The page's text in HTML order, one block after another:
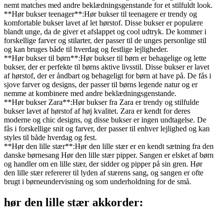
nemt matches med andre beklædningsgenstande for et stilfuldt look.
**Hør bukser teenager**:Hør bukser til teenagere er trendy og
komfortable bukser lavet af let hørstof. Disse bukser er populære
blandt unge, da de giver et afslappet og cool udtryk. De kommer i
forskellige farver og stilarter, der passer til de unges personlige stil
og kan bruges både til hverdag og festlige lejligheder.
**Hør bukser til børn**:Hør bukser til børn er behagelige og lette
bukser, der er perfekte til børns aktive livsstil. Disse bukser er lavet
af hørstof, der er åndbart og behageligt for børn at have på. De fås i
sjove farver og designs, der passer til børns legende natur og er
nemme at kombinere med andre beklædningsgenstande.
**Hør bukser Zara**:Hør bukser fra Zara er trendy og stilfulde
bukser lavet af hørstof af høj kvalitet. Zara er kendt for deres
moderne og chic designs, og disse bukser er ingen undtagelse. De
fås i forskellige snit og farver, der passer til enhver lejlighed og kan
styles til både hverdag og fest.
**Hør den lille stær**:Hør den lille stær er en kendt sætning fra den
danske børnesang Hør den lille stær pipper. Sangen er elsket af børn
og handler om en lille stær, der sidder og pipper på sin gren. Hør
den lille stær refererer til lyden af stærens sang, og sangen er ofte
brugt i børneundervisning og som underholdning for de små.
hør den lille stær akkorder: